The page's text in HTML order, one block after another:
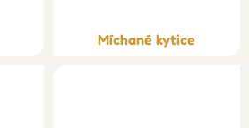
Míchané kytice